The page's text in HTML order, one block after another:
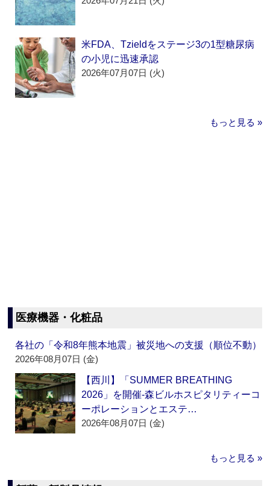
米FDA、Tzieldをステージ3の1型糖尿病
の小児に迅速承認
2026年07月07日 (火)
もっと見る »
医療機器・化粧品
各社の「令和8年熊本地震」被災地への支援（順位不動）
2026年08月07日 (金)
【西川】「SUMMER BREATHING
2026」を開催‐森ビルホスピタリティーコ
ーポレーションとエステ…
2026年08月07日 (金)
もっと見る »